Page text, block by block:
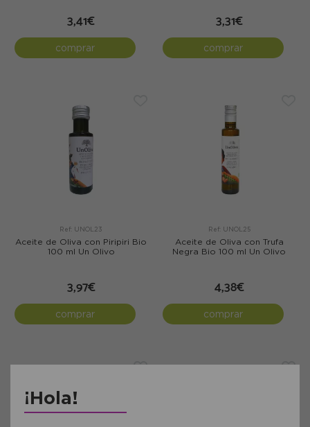
3,41€
comprar
3,31€
comprar
Ref: UNOL23
Aceite de Oliva con Piripiri Bio
100 ml Un Olivo
3,97€
comprar
Ref: UNOL25
Aceite de Oliva con Trufa
Negra Bio 100 ml Un Olivo
4,38€
comprar
¡Hola!